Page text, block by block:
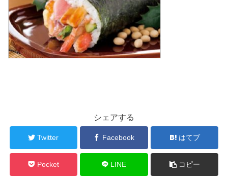
シェアする
Twitter Facebook はてブ
Pocket LINE コピー